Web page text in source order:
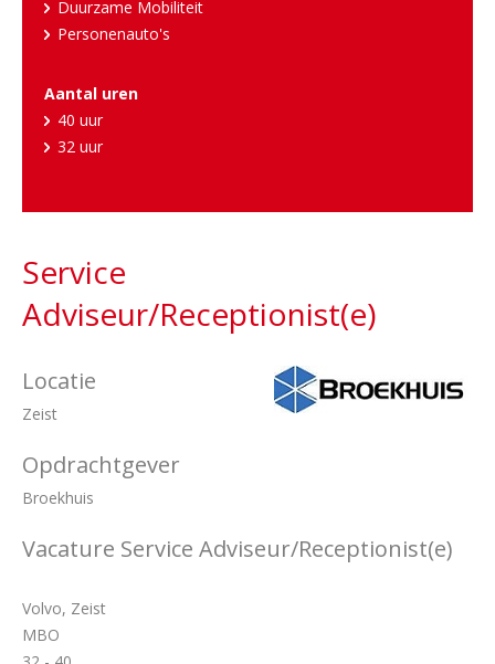
Duurzame Mobiliteit
Personenauto's
Aantal uren
40 uur
32 uur
Service
Adviseur/Receptionist(e)
Locatie
Zeist
Opdrachtgever
Broekhuis
Vacature Service Adviseur/Receptionist(e)
Volvo, Zeist
MBO